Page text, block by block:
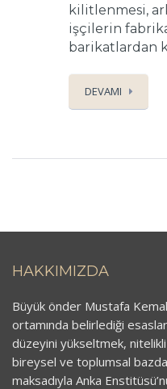
kilitlenmesi,
işçilerin
barikatlardan
DEVAMI
HAKKIMIZDA
Büyük önder Mustafa
ortamında belirlediği
düzeyini yükseltmek,
bireysel ve toplumsal
maksadıyla Anka